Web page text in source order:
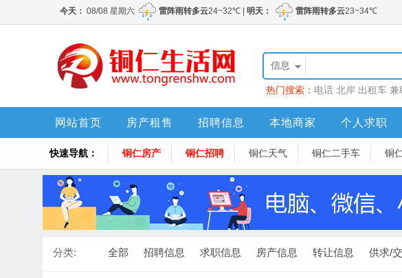
信息
热门搜索： 电话 北岸 出租车 兼
网站首页 房产租售 招聘信息 本地商家 个人求职
快速导航： 铜仁房产 铜仁招聘 铜仁天气 铜仁二手车 铜
分类: 全部 招聘信息 求职信息 房产信息 转让信息 供求/